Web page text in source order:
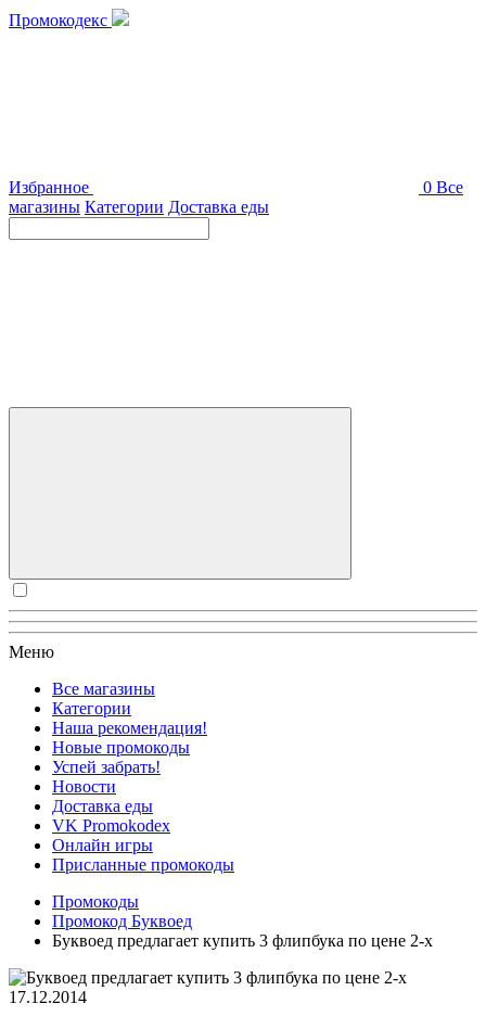
Промокодекс
Избранное 0 Все
магазины Категории Доставка еды
Меню
Все магазины
Категории
Наша рекомендация!
Новые промокоды
Успей забрать!
Новости
Доставка еды
VK Promokodex
Онлайн игры
Присланные промокоды
Промокоды
Промокод Буквоед
Буквоед предлагает купить 3 флипбука по цене 2-х
17.12.2014